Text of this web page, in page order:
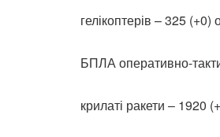
гелікоптерів – 325 (+0)
БПЛА оперативно-
крилаті ракети ‒ 1920